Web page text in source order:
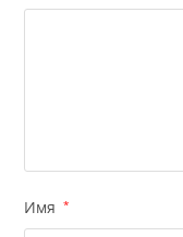
Имя *